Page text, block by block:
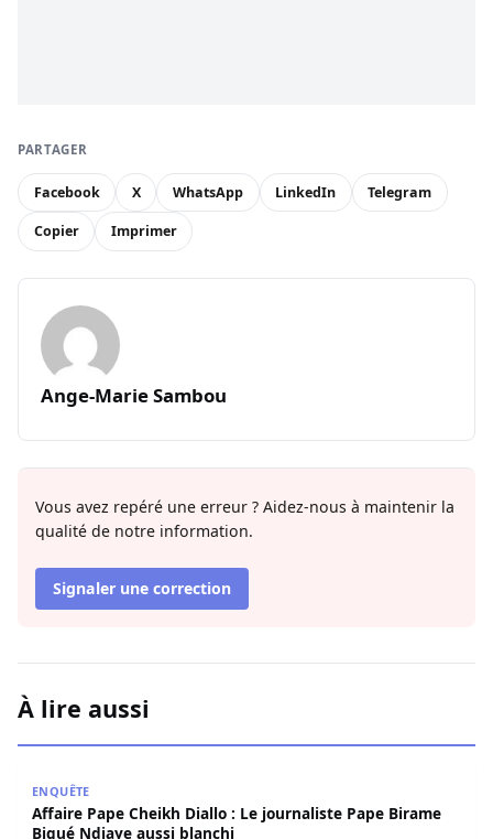
PARTAGER
Facebook X WhatsApp LinkedIn Telegram
Copier Imprimer
Ange-Marie Sambou
Vous avez repéré une erreur ? Aidez-nous à maintenir la
qualité de notre information.
Signaler une correction
À lire aussi
ENQUÊTE
Affaire Pape Cheikh Diallo : Le journaliste Pape Birame
Bigué Ndiaye aussi blanchi